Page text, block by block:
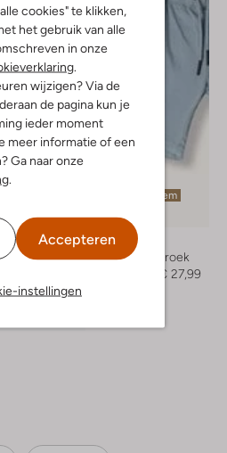
cookies" te klikken,
het gebruik van alle
in onze
.
wijzigen? Via de
de pagina kun je
ieder moment
meer informatie of een
Ga naar onze
.
Accepteren
instellingen
Laatste item
-60%
Ballin
Joggingbroek
€ 27,99